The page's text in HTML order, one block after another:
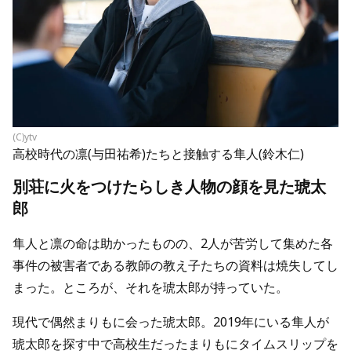
(C)ytv
高校時代の凛(与田祐希)たちと接触する隼人(鈴木仁)
別荘に火をつけたらしき人物の顔を見た琥太
郎
隼人と凛の命は助かったものの、2人が苦労して集めた各
事件の被害者である教師の教え子たちの資料は焼失してし
まった。ところが、それを琥太郎が持っていた。
現代で偶然まりもに会った琥太郎。2019年にいる隼人が
琥太郎を探す中で高校生だったまりもにタイムスリップを